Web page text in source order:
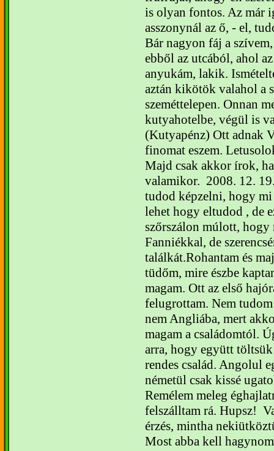
is olyan fontos. Az már
asszonynál az ő, - el,
Bár nagyon fáj a
ebből az utcából, ahol
anyukám, lakik.
aztán kikötök valahol a
szeméttelepen. Onnan
kutyahotelbe, végül is
(Kutyapénz) Ott adnak
finomat eszem.
Majd csak akkor írok,
valamikor. 2008. 12.
tudod képzelni, hogy
lehet hogy eltudod , de
szőrszálon múlott, hogy
Fanniékkal, de
találkát.Rohantam és
tüdőm, mire észbe
magam. Ott az első
felugrottam. Nem
nem Angliába, mert
magam a családomtól.
arra, hogy együtt
rendes család. Angolul
németül csak kissé
Remélem meleg
felszálltam rá. Hupsz!
érzés, mintha
Most abba kell